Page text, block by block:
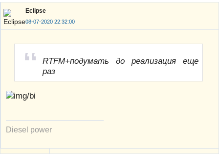
Eclipse
08-07-2020 22:32:00
RTFM+подумать до реализация еще
раз
Diesel power